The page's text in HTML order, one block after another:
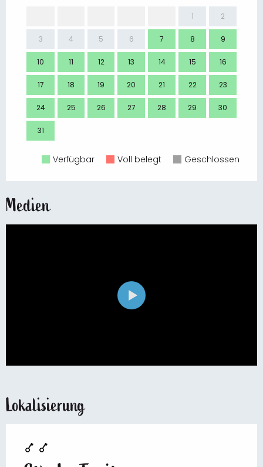
1 2
3 4 5 6 7 8 9
10 11 12 13 14 15 16
17 18 19 20 21 22 23
24 25 26 27 28 29 30
31
Verfügbar Voll belegt Geschlossen
Medien
Lokalisierung